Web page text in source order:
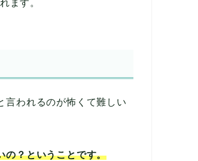
ます。
言われるのが怖くて難しい
の？ということです。